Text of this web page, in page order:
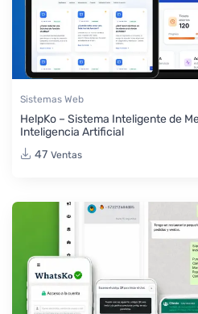
Sistemas Web
HelpKo – Sistema Inteligente de
Inteligencia Artificial
47 Ventas